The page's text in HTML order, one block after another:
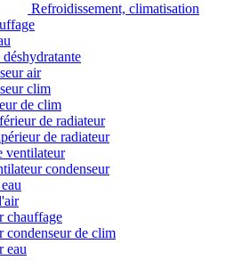
Refroidissement, climatisation
air
clim
de clim
de radiateur
de radiateur
ventilateur
condenseur
chauffage
condenseur de clim
eau